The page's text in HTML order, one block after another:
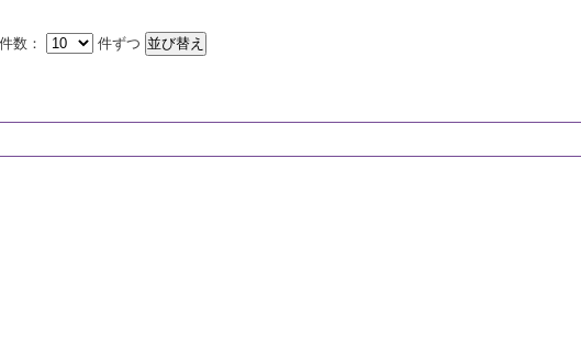
数： 件ずつ